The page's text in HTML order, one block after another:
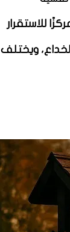
للاستقرار
ويختلف